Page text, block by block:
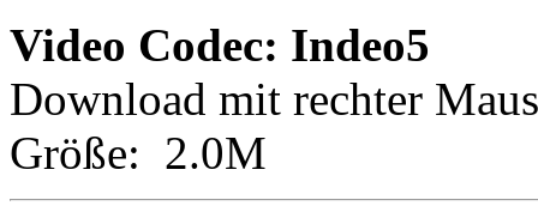
Video Codec: Indeo5
Download mit rechter
Größe: 2.0M